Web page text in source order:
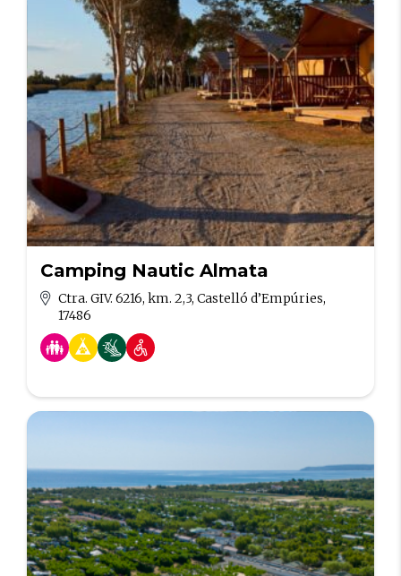
Camping Nautic Almata
Ctra. GIV. 6216, km. 2,3, Castelló d’Empúries,
17486